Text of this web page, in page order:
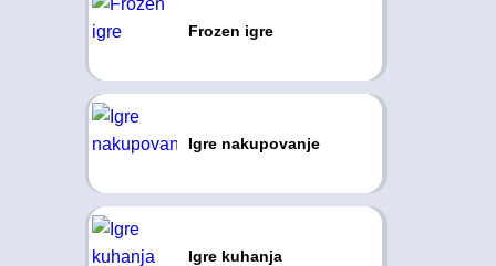
Frozen igre
Igre nakupovanje
Igre kuhanja